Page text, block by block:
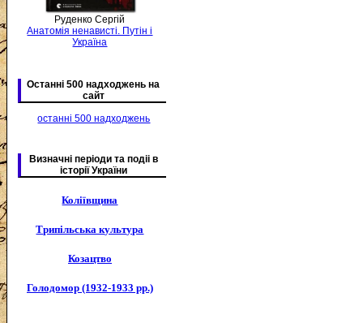
Руденко Сергій
Анатомія ненависті. Путін і
Україна
Останні 500 надходжень на
сайт
останні 500 надходжень
Визначні періоди та подіі в
історії України
Коліївщина
Трипільська культура
Козацтво
Голодомор (1932-1933 рр.)